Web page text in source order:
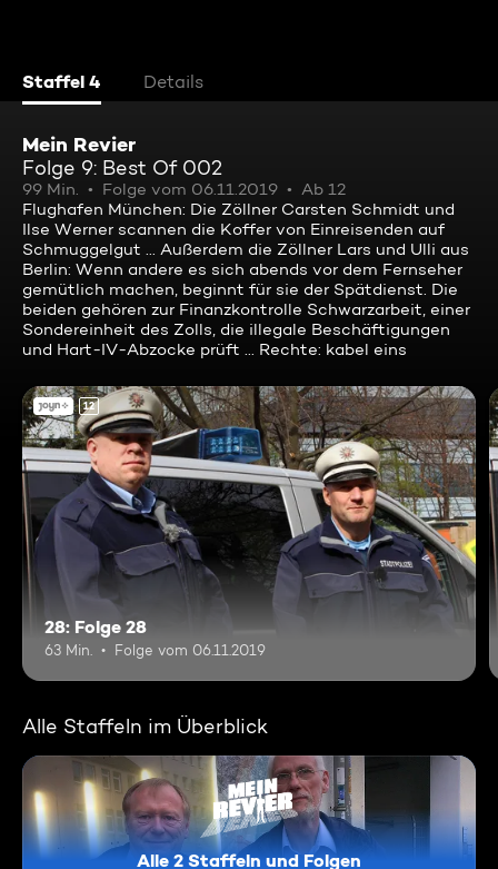
Staffel 4 Details
Mein Revier
Folge 9: Best Of 002
99 Min. Folge vom 06.11.2019
Ab 12
Flughafen München: Die Zöllner Carsten Schmidt und
Ilse Werner scannen die Koffer von Einreisenden auf
Schmuggelgut ... Außerdem die Zöllner Lars und Ulli aus
Berlin: Wenn andere es sich abends vor dem Fernseher
gemütlich machen, beginnt für sie der Spätdienst. Die
beiden gehören zur Finanzkontrolle Schwarzarbeit, einer
Sondereinheit des Zolls, die illegale Beschäftigungen
und Hart-IV-Abzocke prüft ... Rechte: kabel eins
12
28: Folge 28
63 Min. Folge vom 06.11.2019
Alle Staffeln im Überblick
Alle 2 Staffeln und Folgen